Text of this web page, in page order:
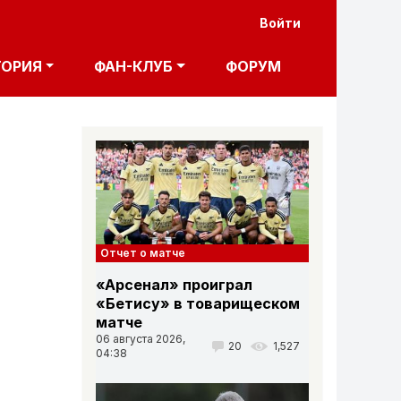
User
Войти
ФАН-КЛУБ ФОРУМ
Отчет о матче
«Арсенал» проиграл
«Бетису» в товарищеском
матче
06 августа 2026,
04:38
20 1,527